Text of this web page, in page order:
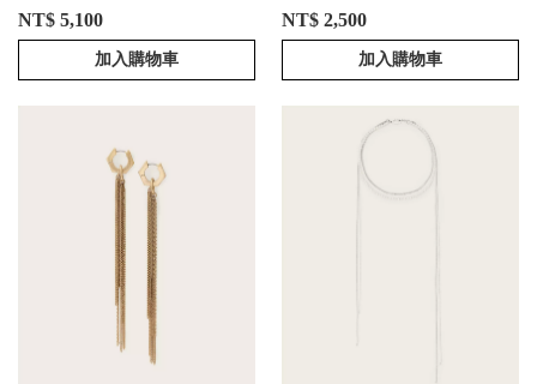
NT$ 5,100
加入購物車
NT$ 2,500
加入購物車